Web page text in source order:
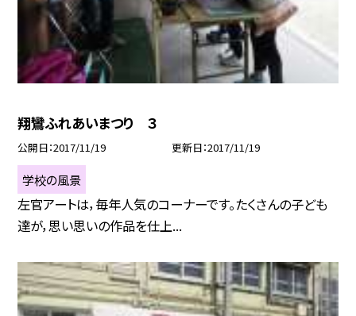
翔鸞ふれあいまつり ３
公開日 2017/11/19 更新日 2017/11/19
学校の風景
左官アートは，毎年人気のコーナーです。たくさんの子ども
達が，思い思いの作品を仕上...